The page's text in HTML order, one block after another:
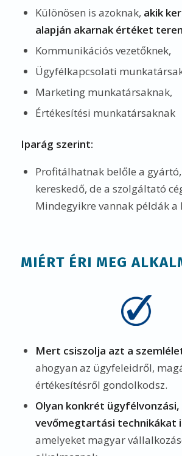
Különösen is azoknak, akik
alapján akarnak értéket
Kommunikációs vezetőknek,
Ügyfélkapcsolati
Marketing munkatársaknak,
Értékesítési munkatársaknak
Iparág szerint:
Profitálhatnak belőle a
kereskedő, de a szolgáltató
Mindegyikre vannak példák a
MIÉRT ÉRI MEG
Mert csiszolja azt a
ahogyan az ügyfeleidről,
értékesítésről gondolkodsz.
Olyan konkrét ügyfélvonzási,
vevőmegtartási technikákat
amelyeket magyar